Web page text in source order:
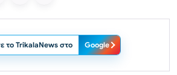
το TrikalaNews στο Google